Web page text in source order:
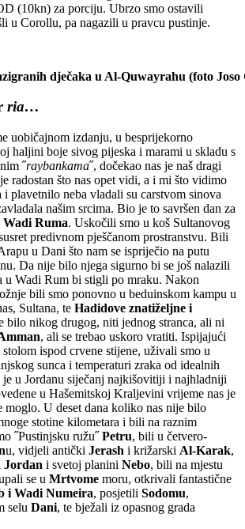
(10kn) za porciju. Ubrzo smo ostavili
u Corollu, pa nagazili u pravcu pustinje.
dječaka u Al-Quwayrahu (foto Joso
ria…
uobičajnom izdanju, u besprijekorno
haljini boje sivog pijeska i marami u skladu s
˝raybankama˝, dočekao nas je naš dragi
radostan što nas opet vidi, a i mi što vidimo
i plavetnilo neba vladali su carstvom sinova
našim srcima. Bio je to savršen dan za
Wadi Ruma. Uskočili smo u koš Sultanovog
predivnom pješčanom prostranstvu. Bili
u Dani što nam se ispriječio na putu
Da nije bilo njega sigurno bi se još nalazili
u Wadi Rum bi stigli po mraku. Nakon
bili smo ponovno u beduinskom kampu u
Sultana, te Hadidove znatiželjne i
bilo nikog drugog, niti jednog stranca, ali ni
, ali se trebao uskoro vratiti. Ispijajući
ispod crvene stijene, uživali smo u
sunca i temperaturi zraka od idealnih
je u Jordanu siječanj najkišovitiji i najhladniji
u Hašemitskoj Kraljevini vrijeme nas je
moglo. U deset dana koliko nas nije bilo
stotine kilometara i bili na raznim
˝Pustinjsku ružu˝Petru, bili u četvero-
u, vidjeli antički Jerash i križarski Al-Karak,
Jordan i svetoj planini Nebo, bili na mjestu
se u Mrtvome moru, otkrivali fantastične
i Wadi Numeira, posjetili Sodomu,
selu Dani, te bježali iz opasnog grada